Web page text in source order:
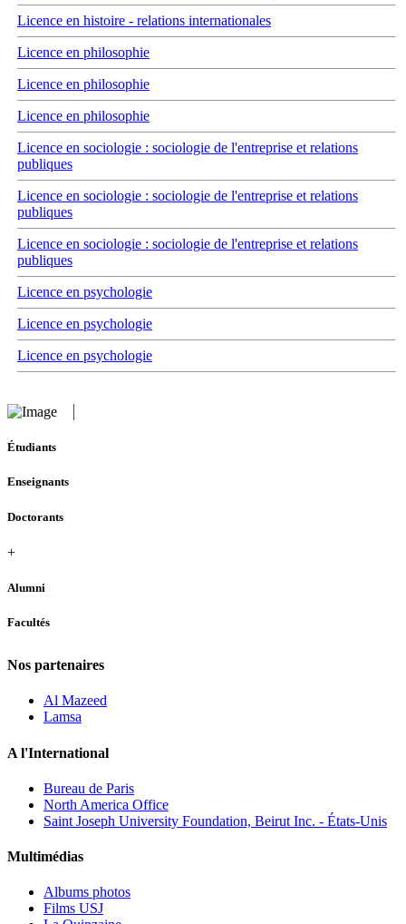
Licence en histoire - relations internationales
Licence en philosophie
Licence en philosophie
Licence en philosophie
Licence en sociologie : sociologie de l'entreprise et relations
publiques
Licence en sociologie : sociologie de l'entreprise et relations
publiques
Licence en sociologie : sociologie de l'entreprise et relations
publiques
Licence en psychologie
Licence en psychologie
Licence en psychologie
Étudiants
Enseignants
Doctorants
+
Alumni
Facultés
Nos partenaires
Al Mazeed
Lamsa
A l'International
Bureau de Paris
North America Office
Saint Joseph University Foundation, Beirut Inc. - États-Unis
Multimédias
Albums photos
Films USJ